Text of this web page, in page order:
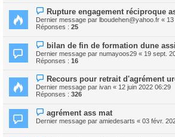
Rupture engagement réciproque
Dernier message par lboudehen@yahoo.fr «
Réponses : 25
bilan de fin de formation dune
Dernier message par numayoos29 « 19 sept.
Réponses : 16
Recours pour retrait d'agrément
Dernier message par ivan « 12 juin 2022 06:29
Réponses : 326
agrément ass mat
Dernier message par amiedesarts « 03 févr.